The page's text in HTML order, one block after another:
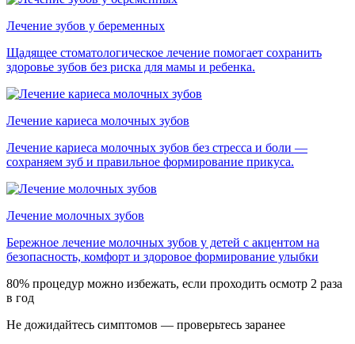
Лечение зубов у беременных
Щадящее стоматологическое лечение помогает сохранить
здоровье зубов без риска для мамы и ребенка.
Лечение кариеса молочных зубов
Лечение кариеса молочных зубов без стресса и боли —
сохраняем зуб и правильное формирование прикуса.
Лечение молочных зубов
Бережное лечение молочных зубов у детей с акцентом на
безопасность, комфорт и здоровое формирование улыбки
80% процедур можно избежать, если проходить осмотр 2 раза
в год
Не дожидайтесь симптомов — проверьтесь заранее